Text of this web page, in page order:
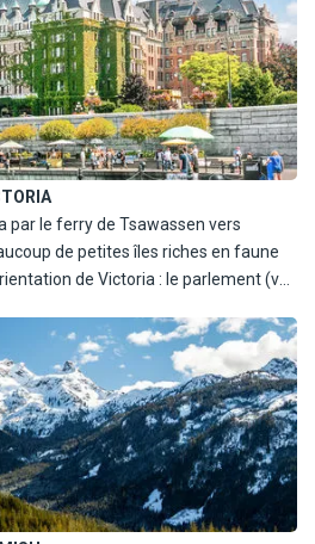
fin de journée. Dîner et nuit.
par le ferry de Tsawassen vers
de petites îles riches en faune
de Victoria : le parlement (vu
d'Oakland. Marine Drive le Iong
Hill. Déjeuner libre en cours de
à l'inscription (196 €), possibilité de
des baleines de 3h30, un beau
impressionnants mammifères
nuit à Victoria.